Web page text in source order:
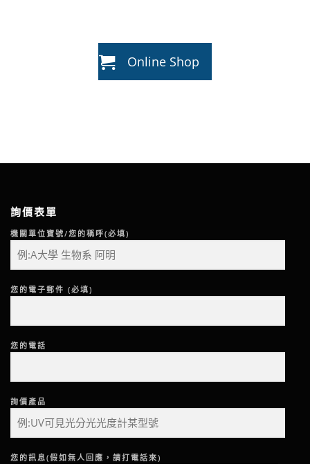
Online Shop
詢價表單
機關單位寶號/您的稱呼(必填)
您的電子郵件 (必填)
您的電話
詢價產品
您的訊息(假如無人回應，請打電話來)